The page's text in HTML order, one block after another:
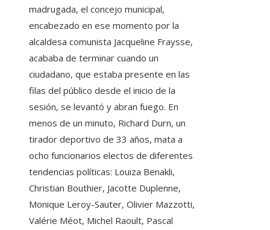
madrugada, el concejo municipal,
encabezado en ese momento por la
alcaldesa comunista Jacqueline Fraysse,
acababa de terminar cuando un
ciudadano, que estaba presente en las
filas del público desde el inicio de la
sesión, se levantó y abran fuego. En
menos de un minuto, Richard Durn, un
tirador deportivo de 33 años, mata a
ocho funcionarios electos de diferentes
tendencias políticas: Louiza Benakli,
Christian Bouthier, Jacotte Duplenne,
Monique Leroy-Sauter, Olivier Mazzotti,
Valérie Méot, Michel Raoult, Pascal